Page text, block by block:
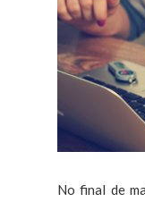
No final de